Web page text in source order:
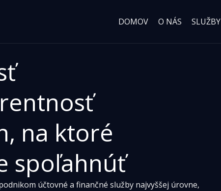
DOMOV O NÁS SLUŽBY
na ktoré
spoľahnúť
účtovné a finančné služby najvyššej úrovne,